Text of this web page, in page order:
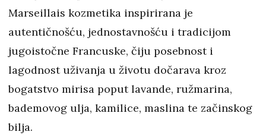
Marseillais kozmetika inspirirana je
autentičnošću, jednostavnošću i tradicijom
jugoistočne Francuske, čiju posebnost i
lagodnost uživanja u životu dočarava kroz
bogatstvo mirisa poput lavande, ružmarina,
bademovog ulja, kamilice, maslina te začinskog
bilja.